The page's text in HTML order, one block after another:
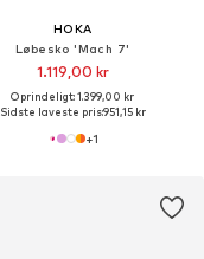
HOKA
Løbesko 'Mach 7'
1.119,00 kr
Oprindeligt: 1.399,00 kr
Sidste laveste pris:951,15 kr
+1